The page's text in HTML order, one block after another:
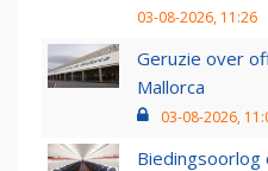
03-08-2026, 11:26
Geruzie over
Mallorca
03-08-2026,
Biedingsoorlog